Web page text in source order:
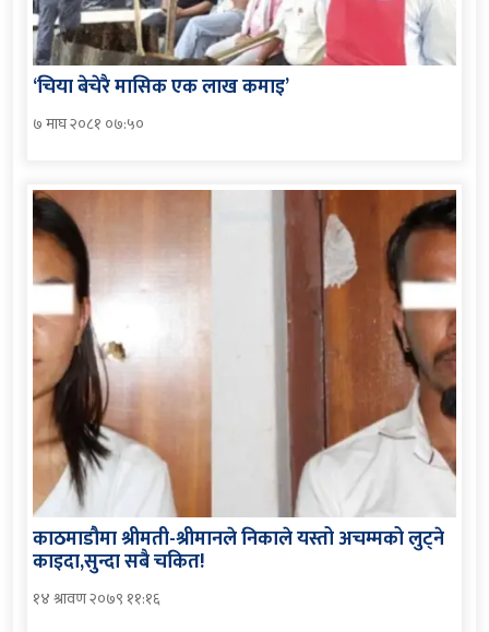
‘चिया बेचेरै मासिक एक लाख कमाइ’
७ माघ २०८१ ०७:५०
काठमाडौमा श्रीमती-श्रीमानले निकाले यस्तो अचम्मको लुट्ने
काइदा,सुन्दा सबै चकित!
१४ श्रावण २०७९ ११:१६